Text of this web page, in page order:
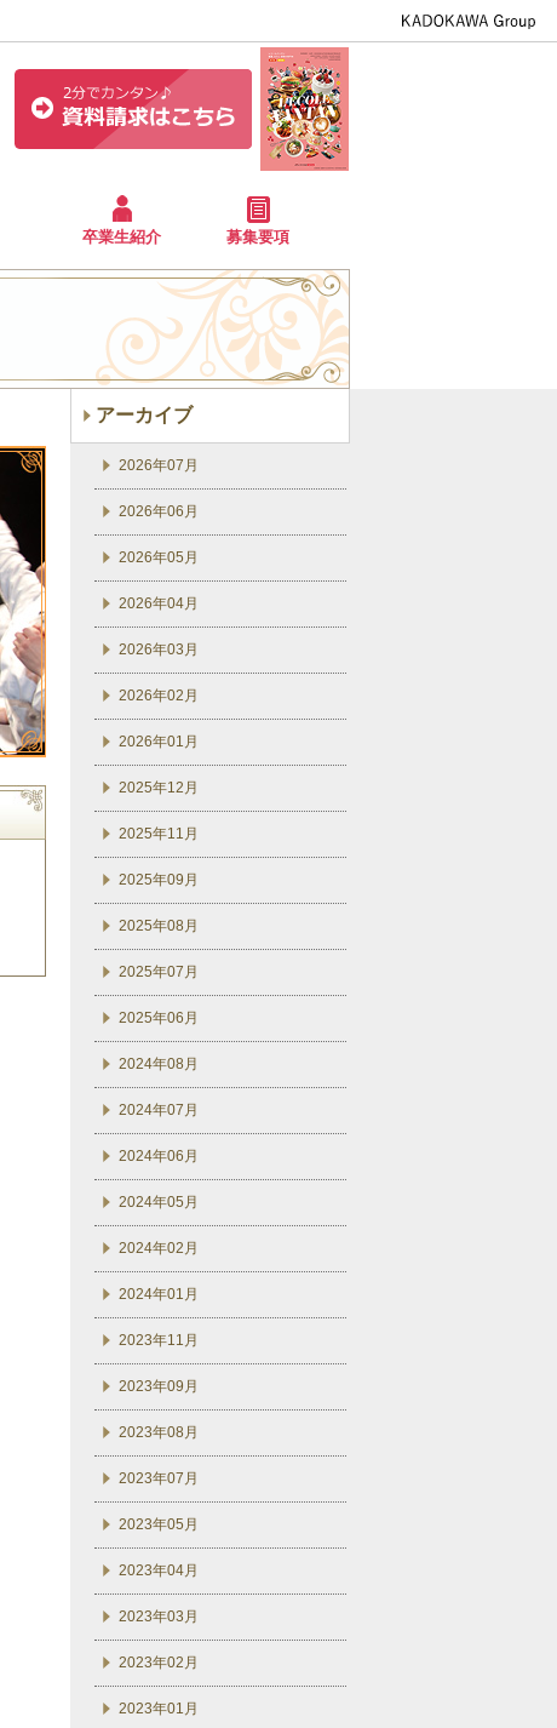
卒業生紹介 募集要項
アーカイブ
2026年07月
2026年06月
2026年05月
2026年04月
2026年03月
2026年02月
2026年01月
2025年12月
2025年11月
2025年09月
2025年08月
2025年07月
2025年06月
2024年08月
2024年07月
2024年06月
2024年05月
2024年02月
2024年01月
2023年11月
2023年09月
2023年08月
2023年07月
2023年05月
2023年04月
2023年03月
2023年02月
2023年01月